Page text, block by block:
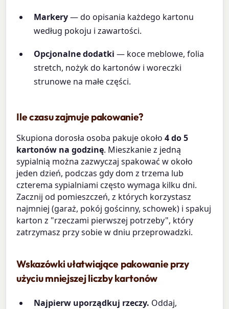
Markery— do opisania każdego kartonu
według pokoju i zawartości.
Opcjonalne dodatki — koce meblowe, folia
stretch, nożyk do kartonów i woreczki
strunowe na małe części.
Ile czasu zajmuje pakowanie?
Skupiona dorosła osoba pakuje około4 do 5
kartonów na godzinę. Mieszkanie z jedną
sypialnią można zazwyczaj spakować w około
jeden dzień, podczas gdy dom z trzema lub
czterema sypialniami często wymaga kilku dni.
Zacznij od pomieszczeń, z których korzystasz
najmniej (garaż, pokój gościnny, schowek) i spakuj
karton z "rzeczami pierwszej potrzeby", który
zatrzymasz przy sobie w dniu przeprowadzki.
Wskazówki ułatwiające pakowanie przy
użyciu mniejszej liczby kartonów
Najpierw uporządkuj rzeczy. Oddaj,